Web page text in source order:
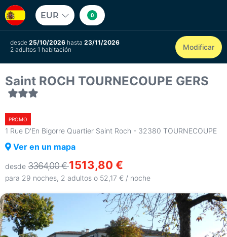
EUR 0
desde 25/10/2026 hasta 23/11/2026
2 adultos 1 habitación
Modificar
Saint ROCH TOURNECOUPE GERS
PROMO
1 Rue D'En Bigorre Quartier Saint Roch - 32380 TOURNECOUPE
Ver en un mapa
desde 3364,00 €1513,80 €
para 29 noches, 2 adultos o 52,17 € / noche